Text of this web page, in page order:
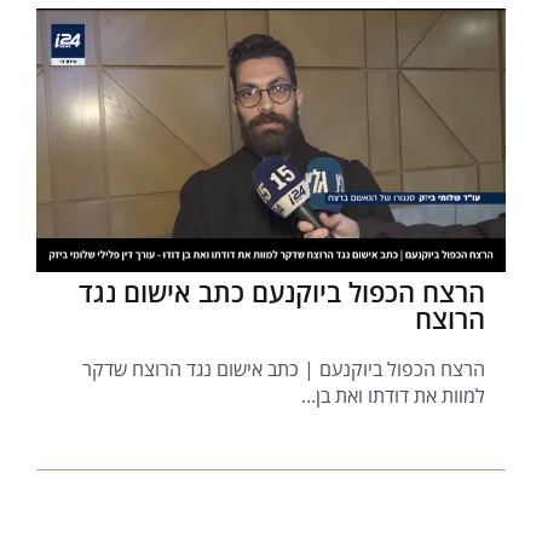
הרצח הכפול ביוקנעם כתב אישום נגד
הרוצח
הרצח הכפול ביוקנעם | כתב אישום נגד הרוצח שדקר
למוות את דודתו ואת בן...